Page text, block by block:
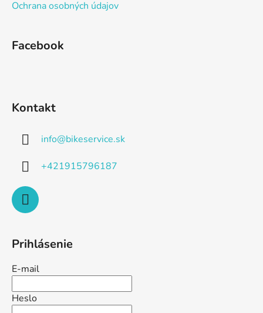
Ochrana osobných údajov
Facebook
Kontakt
info@bikeservice.sk
+421915796187
Prihlásenie
E-mail
Heslo